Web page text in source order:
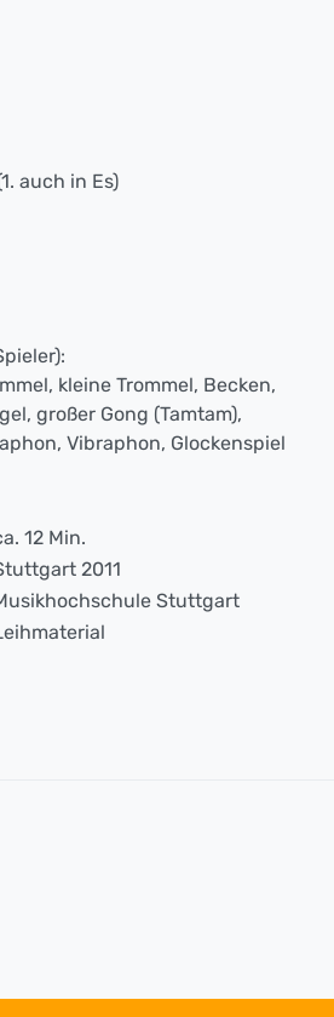
auch in Es)
kleine Trommel, Becken,
großer Gong (Tamtam),
Vibraphon, Glockenspiel
12 Min.
2011
Stuttgart